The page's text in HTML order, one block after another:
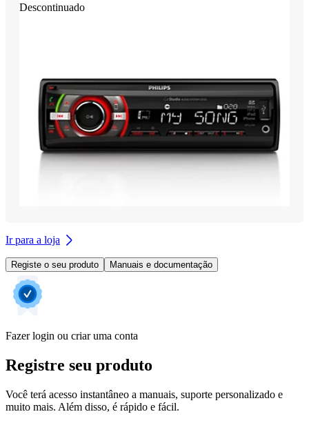
Descontinuado
Ir para a loja
Registe o seu produto Manuais e documentação
Fazer login ou criar uma conta
Registre seu produto
Você terá acesso instantâneo a manuais, suporte personalizado e
muito mais. Além disso, é rápido e fácil.